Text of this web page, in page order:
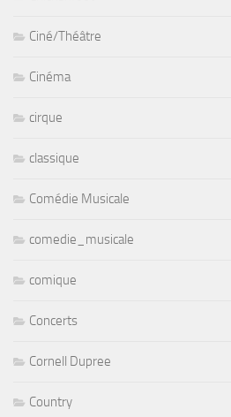
Ciné/Théâtre
Cinéma
cirque
classique
Comédie Musicale
comedie_musicale
comique
Concerts
Cornell Dupree
Country